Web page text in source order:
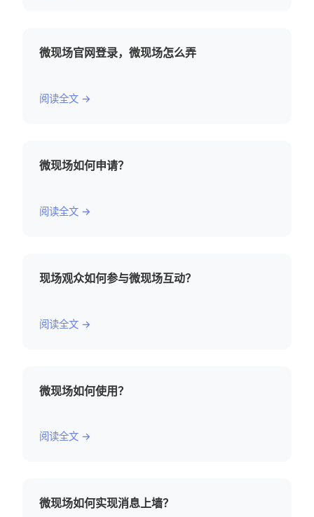
微现场官网登录，微现场怎么弄
阅读全文 →
微现场如何申请？
阅读全文 →
现场观众如何参与微现场互动？
阅读全文 →
微现场如何使用？
阅读全文 →
微现场如何实现消息上墙？